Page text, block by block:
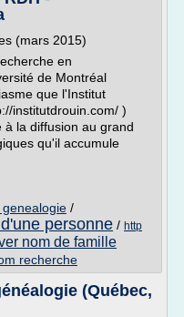
(mars 2015)
en
de Montréal
que l'Institut
institutdrouin.com/ )
la diffusion au grand
qu'il accumule
/
personne / http
nom de famille
recherche
(Québec,